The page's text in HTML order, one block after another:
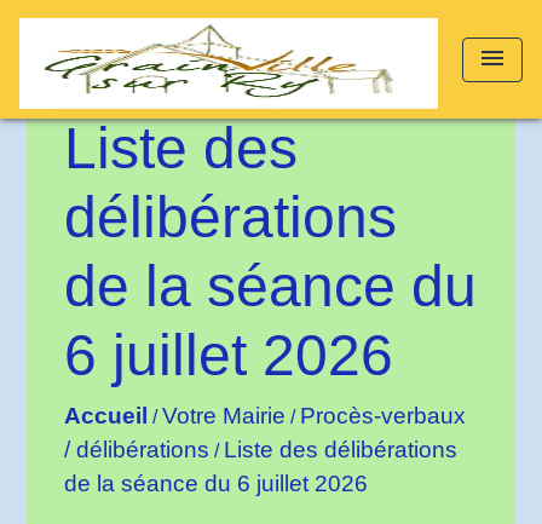
menu
Liste des
délibérations
de la séance du
6 juillet 2026
Accueil /Votre Mairie / Procès-verbaux
/ délibérations / Liste des délibérations
de la séance du 6 juillet 2026